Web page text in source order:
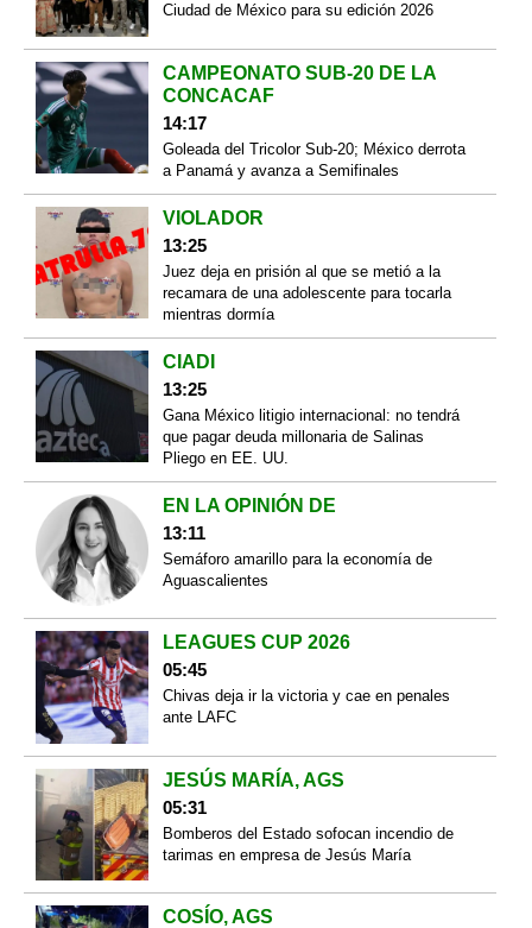
Ciudad de México para su edición 2026
CAMPEONATO SUB-20 DE LA
CONCACAF
14:17
Goleada del Tricolor Sub-20; México derrota
a Panamá y avanza a Semifinales
VIOLADOR
13:25
Juez deja en prisión al que se metió a la
recamara de una adolescente para tocarla
mientras dormía
CIADI
13:25
Gana México litigio internacional: no tendrá
que pagar deuda millonaria de Salinas
Pliego en EE. UU.
EN LA OPINIÓN DE
13:11
Semáforo amarillo para la economía de
Aguascalientes
LEAGUES CUP 2026
05:45
Chivas deja ir la victoria y cae en penales
ante LAFC
JESÚS MARÍA, AGS
05:31
Bomberos del Estado sofocan incendio de
tarimas en empresa de Jesús María
COSÍO, AGS